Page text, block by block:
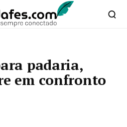
padaria,
em confronto